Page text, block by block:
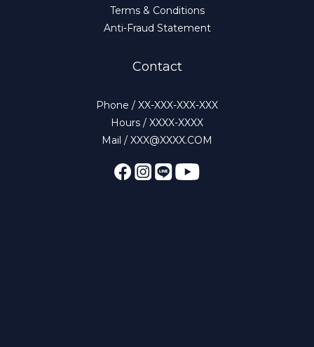
Terms & Conditions
Anti-Fraud Statement
Contact
Phone / XX-XXX-XXX-XXX
Hours / XXXX-XXXX
Mail / XXX@XXXX.COM